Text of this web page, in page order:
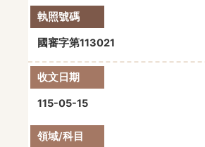
國審字第113021
115-05-15